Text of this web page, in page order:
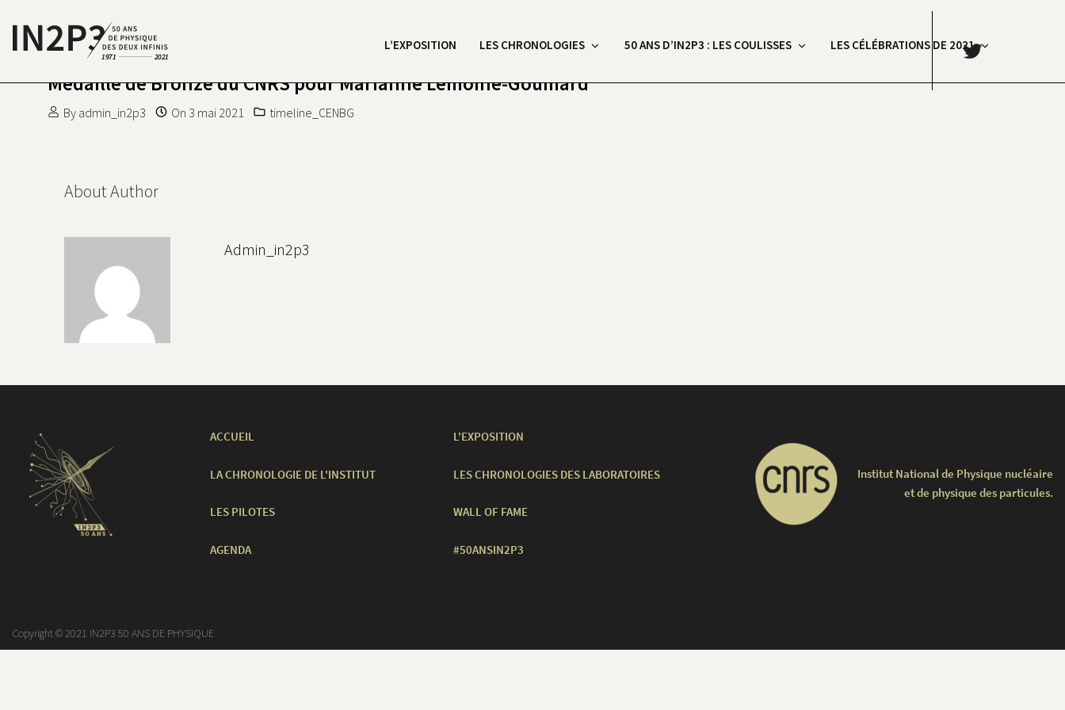
Skip to content
50 ANS DE PHYSIQUE
DEUX INFINIS
L’EXPOSITION LES CHRONOLOGIES 50 ANS D’IN2P3 : LES COULISSES LES CÉLÉBRATIONS DE 2021
.
Médaille de Bronze du CNRS pour Marianne Lemoine-Goumard
By admin_in2p3 On 3 mai 2021 timeline_CENBG
About Author
Admin_in2p3
ACCUEIL L'EXPOSITION
LA CHRONOLOGIE DE L'INSTITUT LES CHRONOLOGIES DES LABORATOIRES
LES PILOTES WALL OF FAME
AGENDA #50ANSIN2P3
Institut National de Physique nucléaire
et de physique des particules.
Copyright © 2021 IN2P3 50 ANS DE PHYSIQUE